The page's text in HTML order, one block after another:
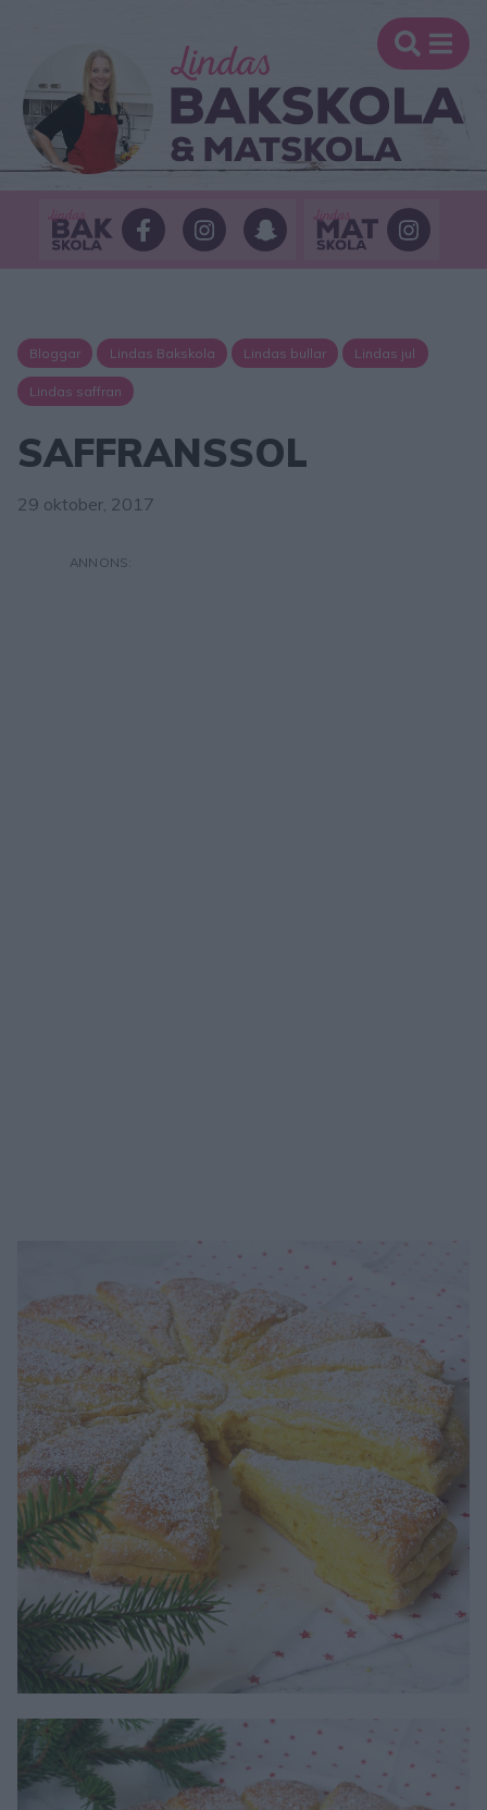
Bloggar Lindas Bakskola Lindas bullar Lindas jul
Lindas saffran
SAFFRANSSOL
29 oktober, 2017